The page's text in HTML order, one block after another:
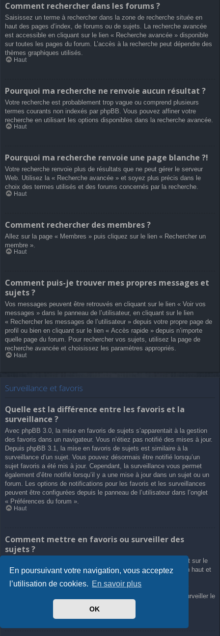
En poursuivant votre navigation, vous acceptez
l’utilisation de cookies. En savoir plus
OK
Comment rechercher dans les forums ?
Saisissez un terme à rechercher dans la zone de recherche située en
haut des pages d’index, de forums ou de sujets. La recherche avancée
est accessible en cliquant sur le lien « Recherche avancée » disponible
sur toutes les pages du forum. L’accès à la recherche peut dépendre des
thèmes graphiques utilisés.
Haut
Pourquoi ma recherche ne renvoie aucun résultat ?
Votre recherche est probablement trop vague ou comprend plusieurs
termes courants non indexés par phpBB. Vous pouvez affiner votre
recherche en utilisant les options disponibles dans la recherche avancée.
Haut
Pourquoi ma recherche renvoie une page blanche ?!
Votre recherche renvoie plus de résultats que ne peut gérer le serveur
Web. Utilisez la « Recherche avancée » et soyez plus précis dans le
choix des termes utilisés et des forums concernés par la recherche.
Haut
Comment rechercher des membres ?
Allez sur la page « Membres » puis cliquez sur le lien « Rechercher un
membre ».
Haut
Comment puis-je trouver mes propres messages et
sujets ?
Vos messages peuvent être retrouvés en cliquant sur le lien « Voir vos
messages » dans le panneau de l’utilisateur, en cliquant sur le lien
« Rechercher les messages de l’utilisateur » depuis votre propre page de
profil ou bien en cliquant sur le lien « Accès rapide » depuis n’importe
quelle page du forum. Pour rechercher vos sujets, utilisez la page de
recherche avancée et choisissez les paramètres appropriés.
Haut
Surveillance et favoris
Quelle est la différence entre les favoris et la
surveillance ?
Avec phpBB 3.0, la mise en favoris de sujets s’apparentait à la gestion
des favoris dans un navigateur. Vous n’étiez pas notifié des mises à jour.
Depuis phpBB 3.1, la mise en favoris de sujets est similaire à la
surveillance d’un sujet. Vous pouvez désormais être notifié lorsqu’un
sujet favoris a été mis à jour. Cependant, la surveillance vous permet
également d’être notifié lorsqu’il y a une mise à jour dans un sujet ou un
forum. Les options de notifications pour les favoris et les surveillances
peuvent être configurées depuis le panneau de l’utilisateur dans l’onglet
« Préférences du forum ».
Haut
Comment mettre en favoris ou surveiller des
sujets ?
Vous pouvez ajouter aux favoris ou surveiller un sujet en cliquant sur le
lien approprié dans le menu « Outils de sujet », souvent placé en haut et
Répondre à un sujet en cochant la case du formulaire « M’avertir
lorsqu’une réponse est postée » vous permettra également de surveiller le